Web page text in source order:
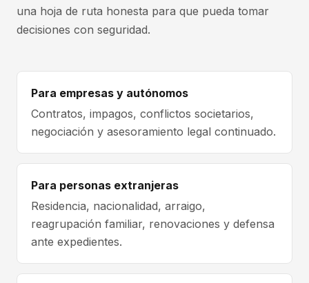
una hoja de ruta honesta para que pueda tomar
decisiones con seguridad.
Para empresas y autónomos
Contratos, impagos, conflictos societarios,
negociación y asesoramiento legal continuado.
Para personas extranjeras
Residencia, nacionalidad, arraigo,
reagrupación familiar, renovaciones y defensa
ante expedientes.